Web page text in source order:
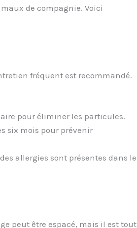
de compagnie. Voici
fréquent est recommandé.
pour éliminer les particules.
six mois pour prévenir
allergies sont présentes dans le
peut être espacé, mais il est tout